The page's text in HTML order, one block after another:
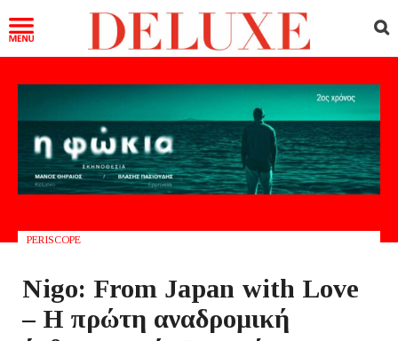
PERISCOPE
Nigo: From Japan with Love
– Η πρώτη αναδρομική